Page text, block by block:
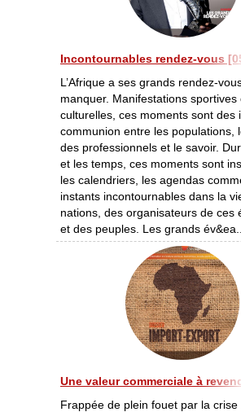
Incontournables rendez-vous
L’Afrique a ses grands rendez-
manquer. Manifestations sportives
culturelles, ces moments sont des
communion entre les populations,
des professionnels et le savoir.
et les temps, ces moments sont
les calendriers, les agendas
instants incontournables dans la
nations, des organisateurs de ces
et des peuples. Les grands
Une valeur commerciale à
Frappée de plein fouet par la